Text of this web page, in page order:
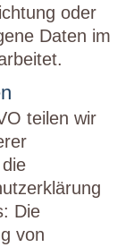
oder
Daten im
teilen wir
Die
von